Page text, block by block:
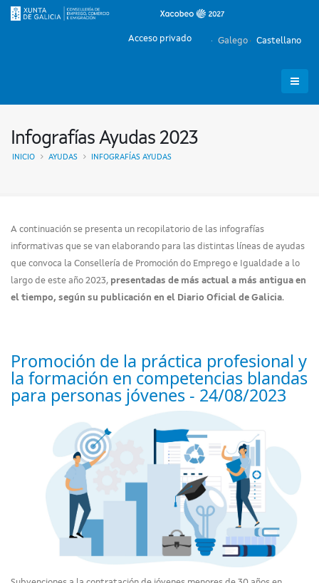
Galego Castellano
Acceso privado
Infografías Ayudas 2023
INICIO AYUDAS INFOGRAFÍAS AYUDAS
A continuación se presenta un recopilatorio de las infografías
informativas que se van elaborando para las distintas líneas de ayudas
que convoca la Consellería de Promoción do Emprego e Igualdade a lo
largo de este año 2023, presentadas de más actual a más antigua en
el tiempo, según su publicación en el Diario Oficial de Galicia.
Promoción de la práctica profesional y
la formación en competencias blandas
para personas jóvenes - 24/08/2023